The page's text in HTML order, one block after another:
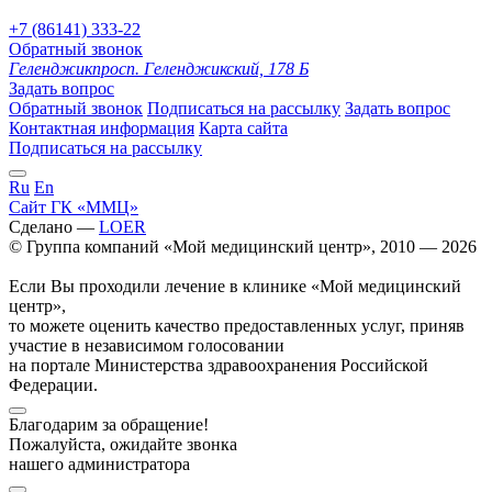
+7 (86141) 333-22
Обратный звонок
Геленджикпросп. Геленджикский, 178 Б
Задать вопрос
Обратный звонок Подписаться на рассылку Задать вопрос
Контактная информация Карта сайта
Подписаться на рассылку
Ru En
Сайт ГК «ММЦ»
Сделано — LOER
© Группа компаний «Мой медицинский центр», 2010 — 2026
Если Вы проходили лечение в клинике «Мой медицинский
центр»,
то можете оценить качество предоставленных услуг, приняв
участие в независимом голосовании
на портале Министерства здравоохранения Российской
Федерации.
Благодарим за обращение!
Пожалуйста, ожидайте звонка
нашего администратора